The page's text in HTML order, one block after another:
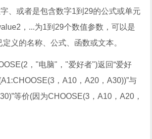
、或者是包含数字1到29的公式或单元
，...为1到29个数值参数，可以是
义的名称、公式、函数或文本。
，"电脑"，"爱好者")返回“爱好
，A10，A20，A30))”与
等价(因为CHOOSE(3，A10，A20，